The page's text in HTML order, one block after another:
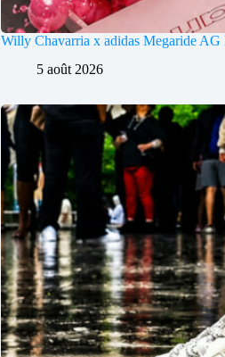
Willy Chavarria x adidas Megaride AG
5 août 2026